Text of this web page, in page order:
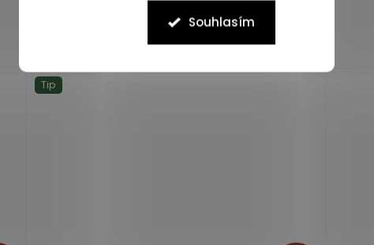
Souhlasím
z
5
52 Kč
Do košíku
Tip